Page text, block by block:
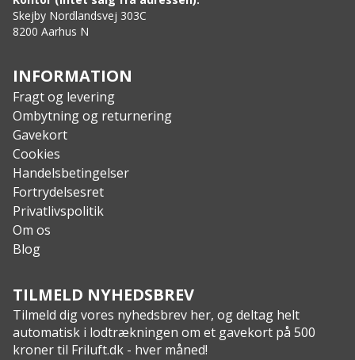
Skejby Nordlandsvej 303C
8200 Aarhus N
INFORMATION
Fragt og levering
Ombytning og returnering
Gavekort
Cookies
Handelsbetingelser
Fortrydelsesret
Privatlivspolitik
Om os
Blog
TILMELD NYHEDSBREV
Tilmeld dig vores nyhedsbrev her, og deltag helt
automatisk i lodtrækningen om et gavekort på 500
kroner til Friluft.dk - hver måned!